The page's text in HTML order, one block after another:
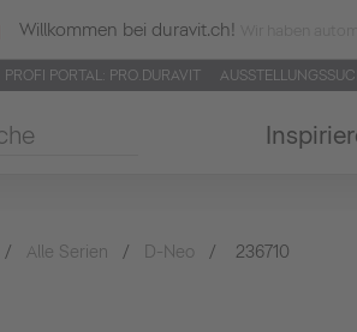
Willkommen bei duravit.ch!
PROFI PORTAL: PRO.DURAVIT
Alle Serien D-Neo 236710